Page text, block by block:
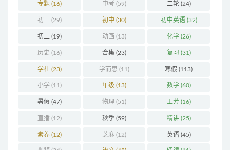
专题(16) 中考 (59) 二轮(24)
初三 (29) 初中 (30) 初中英语(32)
初二 (19) 动画 (13) 化学(26)
历史 (16) 合集(23) 复习 (31)
学社(23) 学而思 (11) 寒假 (113)
小学(11) 年级 (13) 数学(60)
暑假 (47) 物理 (51) 王芳(16)
直播(12) 秋季(59) 精讲(25)
素养(12) 芝麻(12) 英语(45)